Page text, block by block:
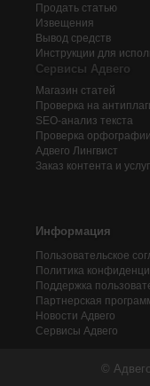
Продать статью
Извещения
Вывод средств
Инструкции для
Сервисы Адвего
Магазин статей
Проверка на
SEO-анализ текста
Проверка орфографии
Адвего Лингвист
Заказ контента и услуг
Информация
Пользовательское
Политика
Поддержка
Партнерская
Новости Адвего
Сервисы Адвего
©